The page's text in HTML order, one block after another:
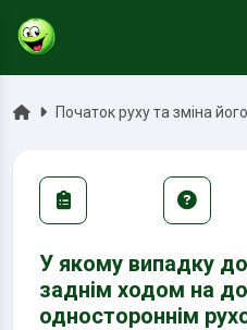
ГоловнаПочаток руху та зміна
У якому випадку
заднім ходом на
одностороннім